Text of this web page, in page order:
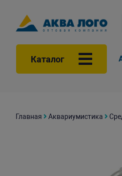
Каталог
Главная Аквариумистика